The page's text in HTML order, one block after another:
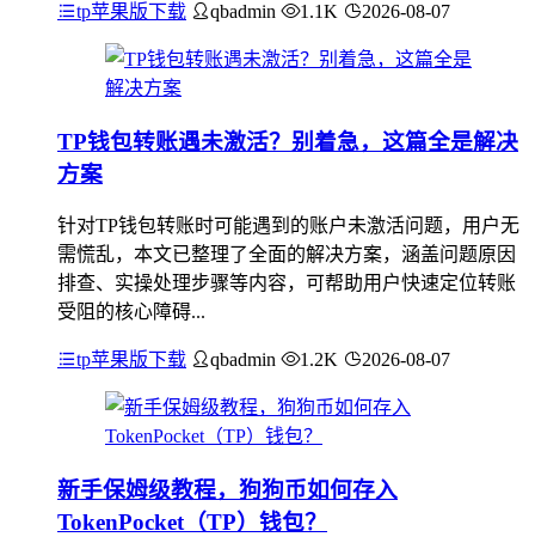
tp苹果版下载 qbadmin 1.1K 2026-08-07
TP钱包转账遇未激活？别着急，这篇全是解决
方案
针对TP钱包转账时可能遇到的账户未激活问题，用户无
需慌乱，本文已整理了全面的解决方案，涵盖问题原因
排查、实操处理步骤等内容，可帮助用户快速定位转账
受阻的核心障碍...
tp苹果版下载 qbadmin 1.2K 2026-08-07
新手保姆级教程，狗狗币如何存入
TokenPocket（TP）钱包？